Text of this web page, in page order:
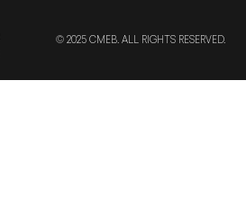
© 2025 CMEB. ALL RIGHTS RESERVED.